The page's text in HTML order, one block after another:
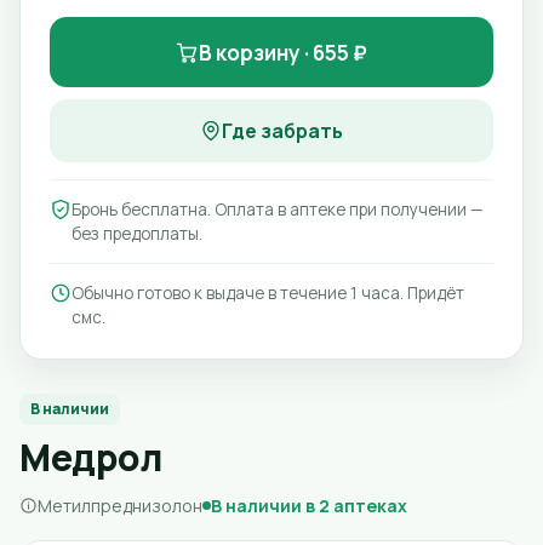
В наличии
Медрол
Метилпреднизолон В наличии в 2 аптеках
В корзину · 655 ₽
Где забрать
Бронь бесплатна. Оплата в аптеке при получении —
без предоплаты.
Обычно готово к выдаче в течение 1 часа. Придёт
смс.